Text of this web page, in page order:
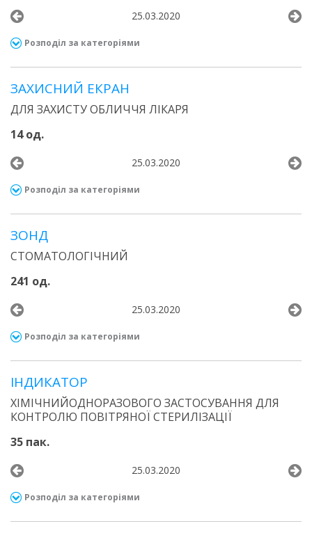
25.03.2020
Розподіл за категоріями
ЗАХИСНИЙ ЕКРАН
ДЛЯ ЗАХИСТУ ОБЛИЧЧЯ ЛІКАРЯ
14 од.
25.03.2020
Розподіл за категоріями
ЗОНД
СТОМАТОЛОГІЧНИЙ
241 од.
25.03.2020
Розподіл за категоріями
ІНДИКАТОР
ХІМІЧНИЙОДНОРАЗОВОГО ЗАСТОСУВАННЯ ДЛЯ
КОНТРОЛЮ ПОВІТРЯНОЇ СТЕРИЛІЗАЦІЇ
35 пак.
25.03.2020
Розподіл за категоріями